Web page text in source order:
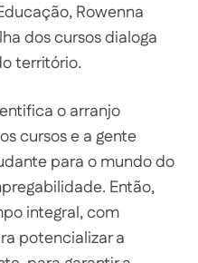
Rowenna
dos cursos dialoga
território.
o arranjo
cursos e a gente
para o mundo do
Então,
integral, com
potencializar a